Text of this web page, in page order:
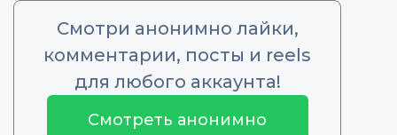
Смотри анонимно лайки,
комментарии, посты и reels
для любого аккаунта!
Смотреть анонимно